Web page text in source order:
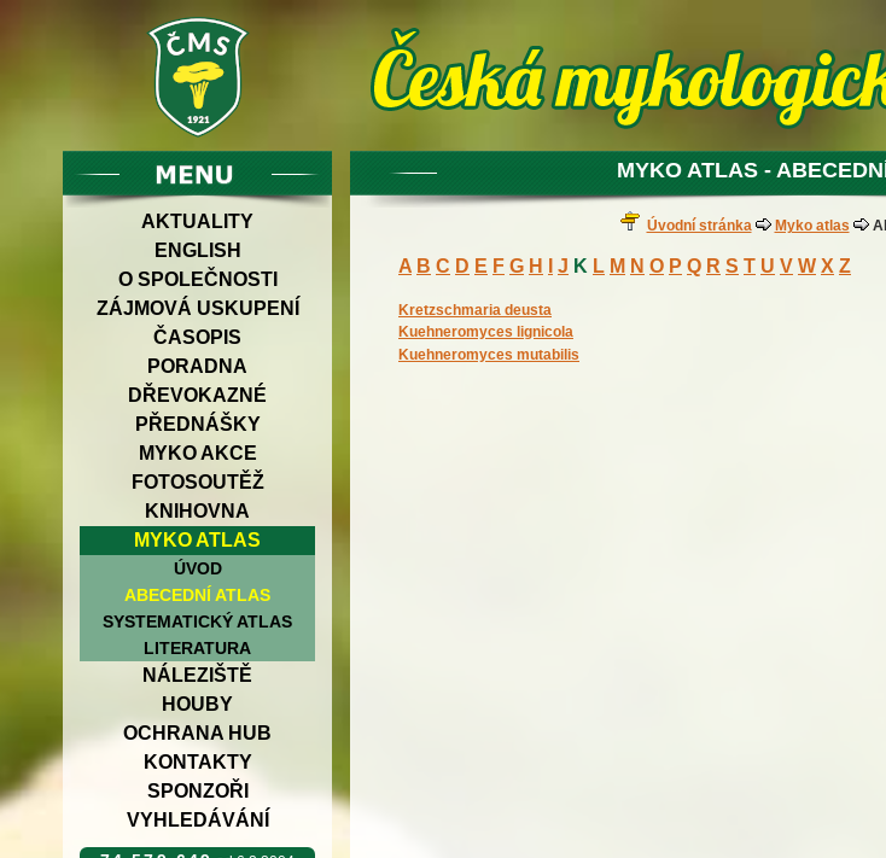
AKTUALITY
ENGLISH
O SPOLEČNOSTI
ZÁJMOVÁ USKUPENÍ
ČASOPIS
PORADNA
DŘEVOKAZNÉ
PŘEDNÁŠKY
MYKO AKCE
FOTOSOUTĚŽ
KNIHOVNA
MYKO ATLAS
ÚVOD
ABECEDNÍ ATLAS
SYSTEMATICKÝ ATLAS
LITERATURA
NÁLEZIŠTĚ
HOUBY
OCHRANA HUB
KONTAKTY
SPONZOŘI
VYHLEDÁVÁNÍ
MYKO ATLAS -
Úvodní stránka Myko atlas
A B C D E F G H J K L M N O P Q R S T U V W X Z
Kretzschmaria deusta
Kuehneromyces lignicola
Kuehneromyces mutabilis